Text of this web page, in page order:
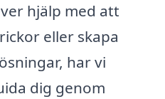
hjälp med att
eller skapa
har vi
dig genom